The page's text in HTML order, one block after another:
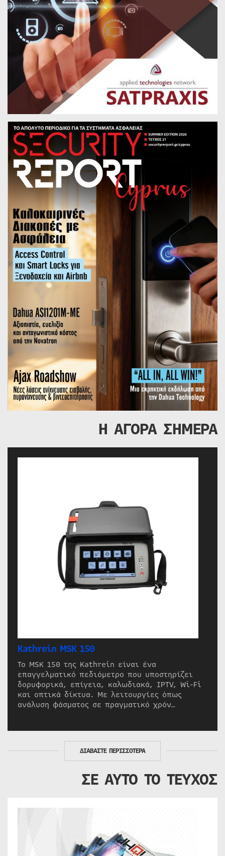
Η ΑΓΟΡΑ ΣΗΜΕΡΑ
Kathrein MSK 150
Το MSK 150 της Kathrein είναι ένα
επαγγελματικό πεδιόμετρο που υποστηρίζει
δορυφορικά, επίγεια, καλωδιακά, IPTV, Wi-Fi
και οπτικά δίκτυα. Με λειτουργίες όπως
ανάλυση φάσματος σε πραγματικό χρόν…
ΔΙΑΒΑΣΤΕ ΠΕΡΙΣΣΟΤΕΡΑ
ΣΕ ΑΥΤΟ ΤΟ ΤΕΥΧΟΣ